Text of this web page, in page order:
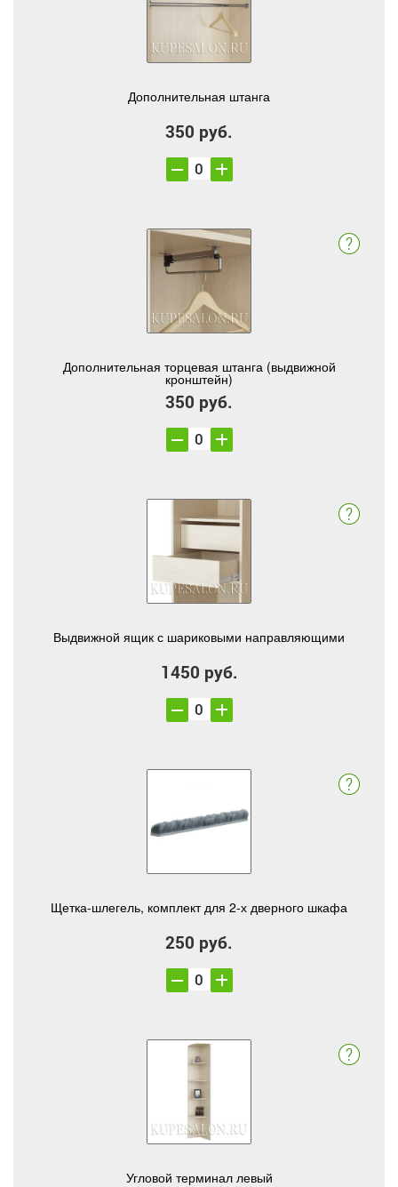
Дополнительная штанга
350 руб.
Дополнительная торцевая штанга (выдвижной
кронштейн)
350 руб.
Выдвижной ящик с шариковыми направляющими
1450 руб.
Щетка-шлегель, комплект для 2-х дверного шкафа
250 руб.
Угловой терминал левый